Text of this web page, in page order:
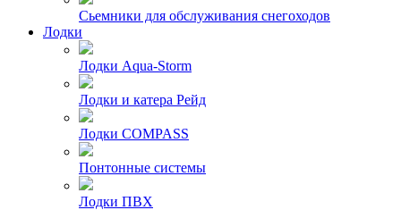
Сьемники для обслуживания снегоходов
Лодки
Лодки Aqua-Storm
Лодки и катера Рейд
Лодки COMPASS
Понтонные системы
Лодки ПВХ